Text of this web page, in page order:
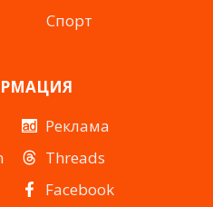
Спорт
Реклама
Threads
Facebook